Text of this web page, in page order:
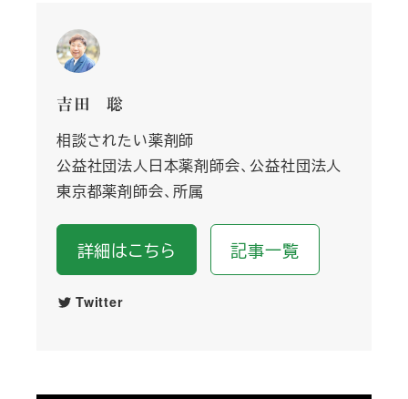
吉田 聡
相談されたい薬剤師
公益社団法人日本薬剤師会、公益社団法人
東京都薬剤師会、所属
詳細はこちら 記事一覧
Twitter